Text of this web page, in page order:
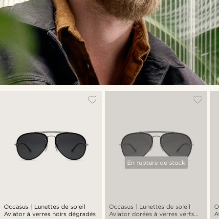
Occasus | Lunettes de soleil
Aviator à verres noirs dégradés
En rupture de stock
Occasus | Lunettes de soleil
Aviator dorées à verres verts